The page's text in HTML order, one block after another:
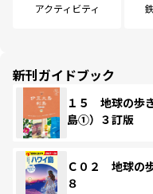
アクティビティ
新刊ガイドブック
１５ 地球の歩
島①）３訂版
Ｃ０２ 地球の
８